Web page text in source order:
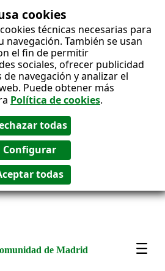
cookies
técnicas necesarias para
También se usan
el fin de permitir
sociales, ofrecer publicidad
navegación y analizar el
Puede obtener más
Política de cookies.
de Madrid